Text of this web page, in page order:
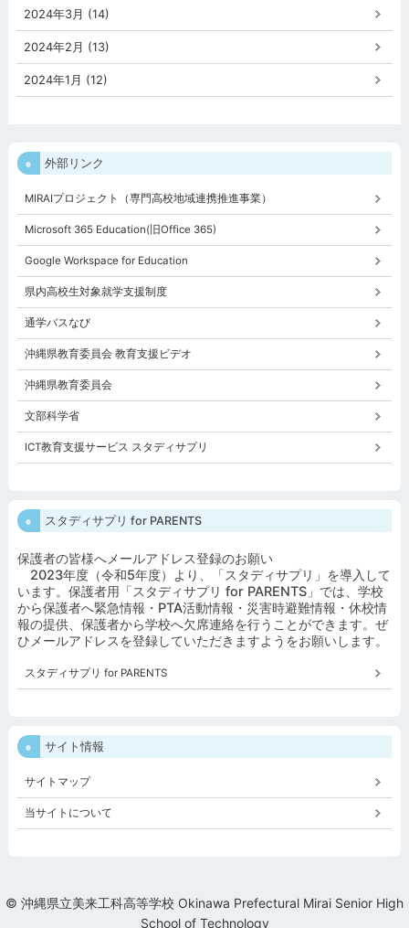
2024年3月 (14)
2024年2月 (13)
2024年1月 (12)
外部リンク
MIRAIプロジェクト（専門高校地域連携推進事業）
Microsoft 365 Education(旧Office 365)
Google Workspace for Education
県内高校生対象就学支援制度
通学バスなび
沖縄県教育委員会 教育支援ビデオ
沖縄県教育委員会
文部科学省
ICT教育支援サービス スタディサプリ
スタディサプリ for PARENTS
保護者の皆様へメールアドレス登録のお願い
2023年度（令和5年度）より、「スタディサプリ」を導入して
います。保護者用「スタディサプリ for PARENTS」では、学校
から保護者へ緊急情報・PTA活動情報・災害時避難情報・休校情
報の提供、保護者から学校へ欠席連絡を行うことができます。ぜ
ひメールアドレスを登録していただきますようをお願いします。
スタディサプリ for PARENTS
サイト情報
サイトマップ
当サイトについて
© 沖縄県立美来工科高等学校 Okinawa Prefectural Mirai Senior High
School of Technology